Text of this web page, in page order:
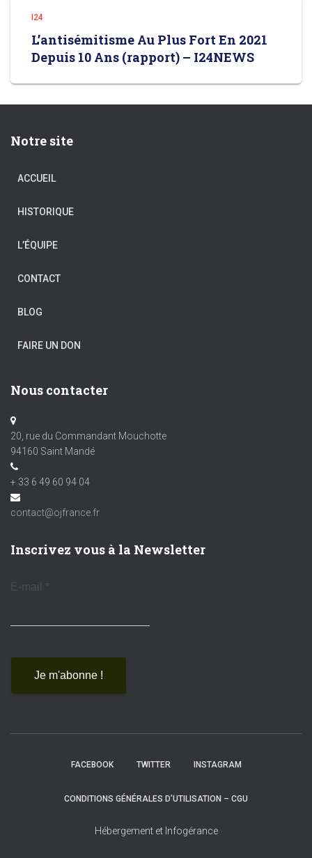
I24
L’antisémitisme Au Plus Fort En 2021
Depuis 10 Ans (rapport) – I24NEWS
Notre site
ACCUEIL
HISTORIQUE
L’ÉQUIPE
CONTACT
BLOG
FAIRE UN DON
Nous contacter
20, rue du Commandant Mouchotte
94160 Saint Mandé
+ 33 6 49 60 94 04
contact@ojfrance.fr
Inscrivez vous à la Newsletter
E-mail *
FACEBOOK TWITTER INSTAGRAM
CONDITIONS GÉNÉRALES D’UTILISATION – CGU
Hébergement et Infogérance